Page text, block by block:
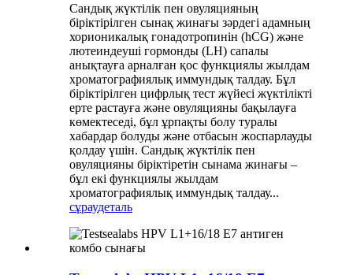
Сандық жүктілік пен овуляцияның
біріктірілген сынақ жинағы зәрдегі адамның
хорионикалық гонадотропинін (hCG) және
лютеиндеуші гормонды (LH) сапалы
анықтауға арналған қос функциялы жылдам
хроматографиялық иммундық талдау. Бұл
біріктірілген цифрлық тест жүйесі жүктілікті
ерте растауға және овуляцияны бақылауға
көмектеседі, бұл ұрпақты болу туралы
хабардар болуды және отбасын жоспарлауды
қолдау үшін. Сандық жүктілік пен
овуляцияны біріктіретін сынама жинағы –
бұл екі функциялы жылдам
хроматографиялық иммундық талдау...
сұраудеталь